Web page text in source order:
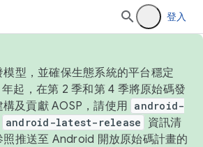
登入
型，並確保生態系統的平台穩定
起，在第 2 季和第 4 季將原始碼發
及貢獻 AOSP，請使用 android-
android-latest-release
資訊清
推送至 Android 開放原始碼計畫的